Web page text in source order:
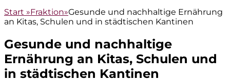
Start »Fraktion»Gesunde und nachhaltige Ernährung
an Kitas, Schulen und in städtischen Kantinen
Gesunde und nachhaltige
Ernährung an Kitas, Schulen und
in städtischen Kantinen